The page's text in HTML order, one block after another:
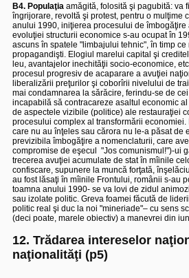
B4. Populaţia amăgită, folosită şi pagubită: va
îngrijorare, revoltă şi protest, pentru o mulţime
anului 1990, iniţierea procesului de
evoluţiei structurii economice s-au ocupat în
ascuns în spatele "limbajului tehnic", în timp
propagandişti. Elogiul marelui capital şi
leu, avantajelor inechităţii socio-economice,
procesul progresiv de acaparare a avuţiei
liberalizării preţurilor şi coborîrii nivelului de
mai condamnarea la sărăcire, ferindu-se de
incapabilă să contracareze asaltul economic
de aspectele vizibile (politice) ale restauraţiei
procesului complex al transformării
care nu au înţeles sau cărora nu le-a păsat
previzibila îmbogăţire a nomenclaturii, care
compromise de eşecul "Jos comunismul!")-ui
trecerea avuţiei acumulate de stat în mîinile
confiscare, supunere la muncă forţată,
au fost lăsaţi în mîinile Frontului, românii s-au
toamna anului 1990- se va lovi de zidul
sau izolate politic. Greva foamei făcută de
politic real şi duc la noi "mineriade"– cu sens
(deci poate, marele obiectiv) a manevrei din
12. Trădarea intereselor
naţionalităţi (p5)